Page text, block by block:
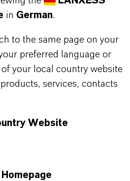
erscheint ein
in German.
to the same page on your
preferred language or
your local country website
services, contacts
Website